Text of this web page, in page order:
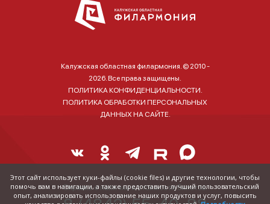
Калужская областная филармония. © 2010 -
2026. Все права защищены.
ПОЛИТИКА КОНФИДЕНЦИАЛЬНОСТИ.
ПОЛИТИКА ОБРАБОТКИ ПЕРСОНАЛЬНЫХ
ДАННЫХ НА САЙТЕ.
Справка о наличии и стоимости билетов:
Этот сайт использует куки-файлы (cookie files) и другие технологии, чтобы
помочь вам в навигации, а также предоставить лучший пользовательский
опыт, анализировать использование наших продуктов и услуг, повысить